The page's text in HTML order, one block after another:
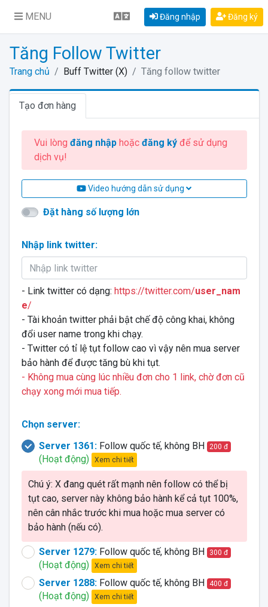
MENU Đăng nhập Đăng ký
Tăng Follow Twitter
Trang chủ Buff Twitter (X) Tăng follow twitter
Tạo đơn hàng
Vui lòng đăng nhậphoặc đăng kýđể sử dụng
dịch vụ!
Video hướng dẫn sử dụng
Đặt hàng số lượng lớn
Nhập link twitter:
- Link twitter có dạng: https://twitter.com/user_nam
e/
- Tài khoản twitter phải bật chế độ công khai, không
đổi user name trong khi chạy.
- Twitter có tỉ lệ tụt follow cao vì vậy nên mua server
bảo hành để được tăng bù khi tụt.
- Không mua cùng lúc nhiều đơn cho 1 link, chờ đơn cũ
chạy xong mới mua tiếp.
Chọn server:
Server 1361:Follow quốc tế, không BH 200 đ
(Hoạt động) Xem chi tiết
Chú ý: X đang quét rất mạnh nên follow có thể bị
tụt cao, server này không bảo hành kể cả tụt 100%,
nên cân nhắc trước khi mua hoặc mua server có
bảo hành (nếu có).
Server 1279:Follow quốc tế, không BH 300 đ
(Hoạt động) Xem chi tiết
Server 1288:Follow quốc tế, không BH 400 đ
(Hoạt động) Xem chi tiết